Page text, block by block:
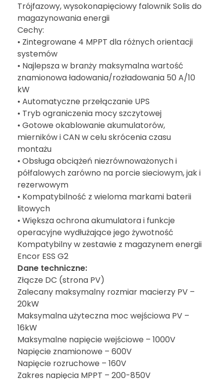
Trójfazowy, wysokonapięciowy falownik Solis do
magazynowania energii
Cechy:
• Zintegrowane 4 MPPT dla różnych orientacji
systemów
• Najlepsza w branży maksymalna wartość
znamionowa ładowania/rozładowania 50 A/10
kW
• Automatyczne przełączanie UPS
• Tryb ograniczenia mocy szczytowej
• Gotowe okablowanie akumulatorów,
mierników i CAN w celu skrócenia czasu
montażu
• Obsługa obciążeń niezrównoważonych i
półfalowych zarówno na porcie sieciowym, jak i
rezerwowym
• Kompatybilność z wieloma markami baterii
litowych
• Większa ochrona akumulatora i funkcje
operacyjne wydłużające jego żywotność
Kompatybilny w zestawie z magazynem energii
Encor ESS G2
Dane techniczne:
Złącze DC (strona PV)
Zalecany maksymalny rozmiar macierzy PV –
20kW
Maksymalna użyteczna moc wejściowa PV –
16kW
Maksymalne napięcie wejściowe – 1000V
Napięcie znamionowe – 600V
Napięcie rozruchowe – 160V
Zakres napięcia MPPT – 200-850V